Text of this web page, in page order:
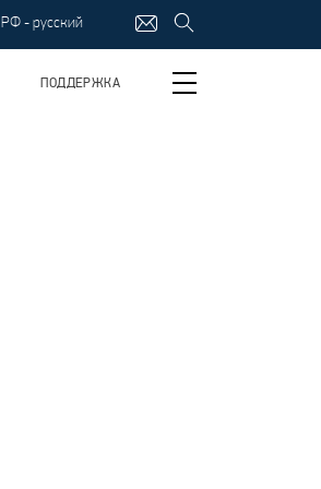
РФ - русский
ПОДДЕРЖКА